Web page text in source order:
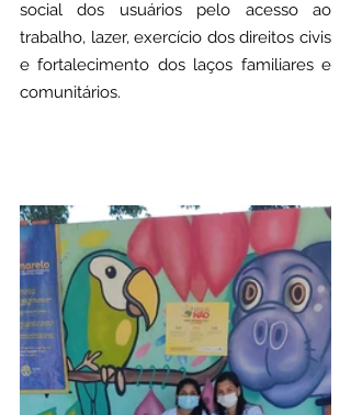
social dos usuários pelo acesso ao
trabalho, lazer, exercício dos direitos civis
e fortalecimento dos laços familiares e
comunitários.